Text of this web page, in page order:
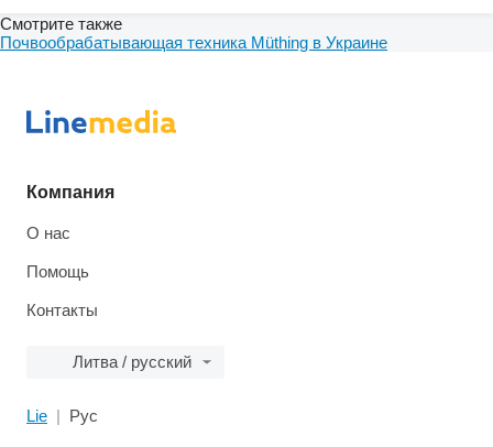
Смотрите также
Почвообрабатывающая техника Müthing в Украине
Компания
О нас
Помощь
Контакты
Литва / русский
Lie Рус